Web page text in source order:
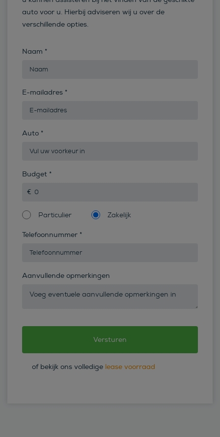
auto voor u. Hierbij adviseren wij u over de
verschillende opties.
Naam *
E-mailadres *
Auto *
Budget *
Particulier Zakelijk
Telefoonnummer *
Aanvullende opmerkingen
of bekijk ons volledige lease voorraad